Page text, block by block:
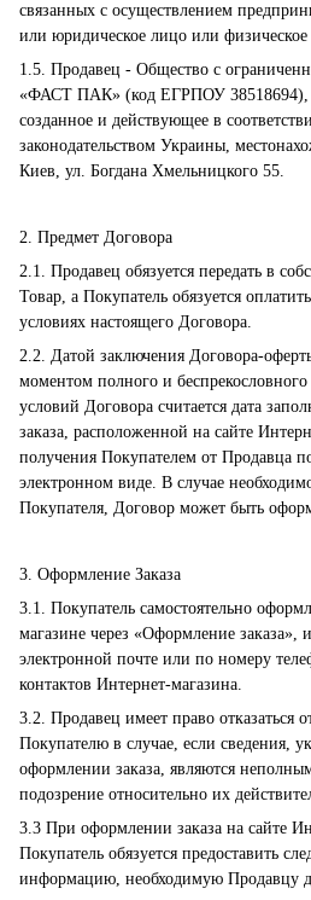
связанных с осуществлением
или юридическое лицо или
1.5. Продавец - Общество с
«ФАСТ ПАК» (код ЕГРПОУ 38518694),
созданное и действующее в
законодательством Украины,
Киев, ул. Богдана Хмельницкого 55.
2. Предмет Договора
2.1. Продавец обязуется передать в
Товар, а Покупатель обязуется
условиях настоящего Договора.
2.2. Датой заключения Договора-
моментом полного и
условий Договора считается дата
заказа, расположенной на сайте
получения Покупателем от Продавца
электронном виде. В случае
Покупателя, Договор может быть
3. Оформление Заказа
3.1. Покупатель самостоятельно
магазине через «Оформление заказа»,
электронной почте или по номеру
контактов Интернет-магазина.
3.2. Продавец имеет право отказаться
Покупателю в случае, если сведения,
оформлении заказа, являются
подозрение относительно их
3.3 При оформлении заказа на сайте
Покупатель обязуется предоставить
информацию, необходимую Продавцу